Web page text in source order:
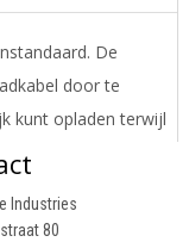
De
door te
kunt opladen terwijl
kraft doos die
Industries
80